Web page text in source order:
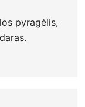
pyragėlis,